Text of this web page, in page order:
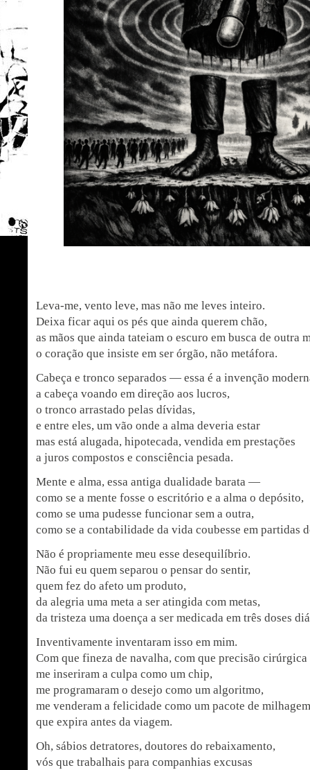
Leva-me, vento leve, mas não me leves inteiro.
Deixa ficar aqui os pés que ainda querem chão,
as mãos que ainda tateiam o escuro em busca de outra
o coração que insiste em ser órgão, não metáfora.
Cabeça e tronco separados — essa é a invenção
a cabeça voando em direção aos lucros,
o tronco arrastado pelas dívidas,
e entre eles, um vão onde a alma deveria estar
mas está alugada, hipotecada, vendida em prestações
a juros compostos e consciência pesada.
Mente e alma, essa antiga dualidade barata —
como se a mente fosse o escritório e a alma o depósito,
como se uma pudesse funcionar sem a outra,
como se a contabilidade da vida coubesse em partidas
Não é propriamente meu esse desequilíbrio.
Não fui eu quem separou o pensar do sentir,
quem fez do afeto um produto,
da alegria uma meta a ser atingida com metas,
da tristeza uma doença a ser medicada em três doses
Inventivamente inventaram isso em mim.
Com que fineza de navalha, com que precisão cirúrgica
me inseriram a culpa como um chip,
me programaram o desejo como um algoritmo,
me venderam a felicidade como um pacote de milhagem
que expira antes da viagem.
Oh, sábios detratores, doutores do rebaixamento,
vós que trabalhais para companhias excusas